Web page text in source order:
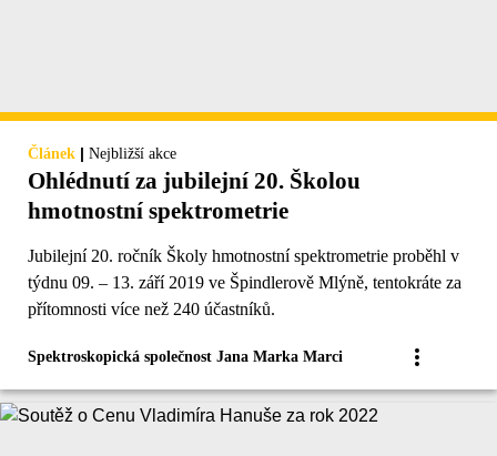
Článek | Nejbližší akce
Ohlédnutí za jubilejní 20. Školou
hmotnostní spektrometrie
Jubilejní 20. ročník Školy hmotnostní spektrometrie proběhl v
týdnu 09. – 13. září 2019 ve Špindlerově Mlýně, tentokráte za
přítomnosti více než 240 účastníků.
Spektroskopická společnost Jana Marka Marci